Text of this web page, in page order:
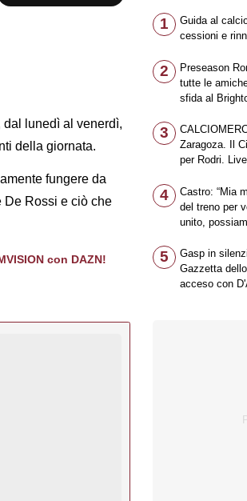
dal lunedì al venerdì,
della giornata.
fungere da
De Rossi e ciò che
con DAZN!
1
Guida al
cessioni e
2
Preseason
tutte le
sfida al
3
Zaragoza. Il
per Rodri.
4
Castro: “Mia
del treno per
unito,
5
Gasp in
Gazzetta
acceso con